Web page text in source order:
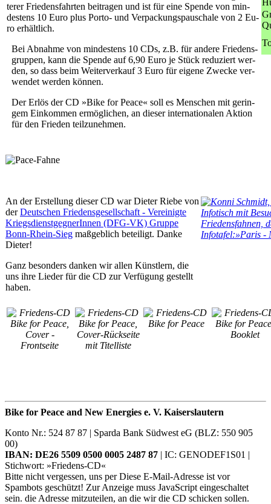
te­rer Frie­dens­fahr­ten bei­tra­gen und ist für ei­ne Spen­de von min­
des­tens 10 Eu­ro plus Por­to- und Ver­pa­ckungs­pau­scha­le von 2 Eu­
ro er­hält­lich.
Bei Ab­nah­me von min­des­tens 10 CDs, z.B. für an­de­re Frie­dens­
grup­pen, kann die Spen­de auf 6,90 Eu­ro je Stück re­du­ziert wer­
den, so dass beim Wei­ter­ver­kauf 3 Eu­ro für ei­ge­ne Zwe­cke ver­
wen­det wer­den kön­nen.
Der Er­lös der CD »Bike for Peace« soll es Men­schen mit ge­rin­
gem Ein­kom­men er­mög­li­chen, an die­ser in­ter­na­tio­na­len Ak­ti­on
für den Frie­den teil­zu­neh­men.
An der Erstellung dieser CD war Dieter Riebe von
derDeutschen Friedensgesellschaft - Vereinigte
KriegsdienstgegnerInnen (DFG-VK) Gruppe
Bonn-Rhein-Sieg maßgeblich beteiligt. Danke
Dieter!
Ganz besonders danken wir allen Künstlern, die
uns ihre Lieder für die CD zur Verfügung gestellt
haben.
Bike for Peace and New Energies e. V. Kaiserslautern
Konto Nr.: 524 87 87 | Sparda Bank Südwest eG (BLZ: 550 905
00)
IBAN: DE26 5509 0500 0005 2487 87 | IC: GENODEF1S01 |
Stichwort: »Friedens-CD«
Bitte nicht vergessen, uns perDiese E-Mail-Adresse ist vor
Spambots geschützt! Zur Anzeige muss JavaScript eingeschaltet
sein. die Adresse mitzuteilen, an die wir die CD schicken sollen.